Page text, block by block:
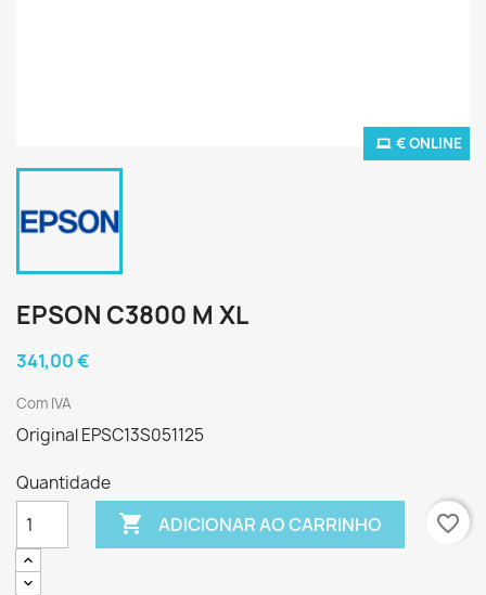
€ ONLINE
EPSON C3800 M XL
341,00 €
Com IVA
Original EPSC13S051125
Quantidade
 ADICIONAR AO CARRINHO favorite_border